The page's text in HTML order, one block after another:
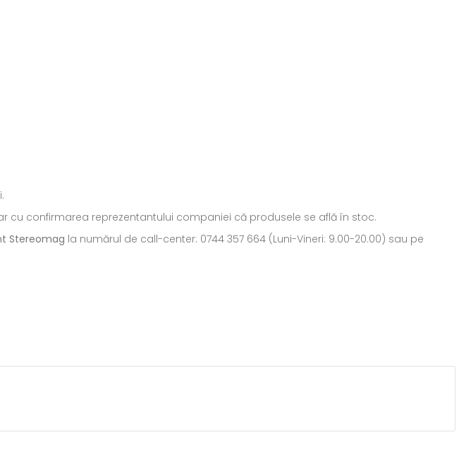
cu confirmarea reprezentantului companiei că produsele se află în stoc.
Stereomag la numărul de call-center: 0744 357 664 (Luni-Vineri: 9.00-20.00) sau pe